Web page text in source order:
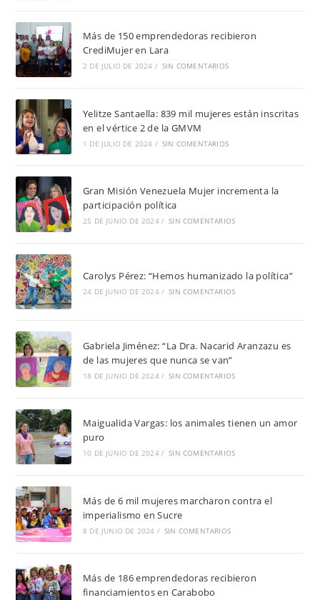
Más de 150 emprendedoras recibieron
CrediMujer en Lara
2 DE JULIO DE 2024 / SIN COMENTARIOS
Yelitze Santaella: 839 mil mujeres están inscritas
en el vértice 2 de la GMVM
1 DE JULIO DE 2024 / SIN COMENTARIOS
Gran Misión Venezuela Mujer incrementa la
participación política
25 DE JUNIO DE 2024 / SIN COMENTARIOS
Carolys Pérez: “Hemos humanizado la política”
24 DE JUNIO DE 2024 / SIN COMENTARIOS
Gabriela Jiménez: “La Dra. Nacarid Aranzazu es
de las mujeres que nunca se van”
18 DE JUNIO DE 2024 / SIN COMENTARIOS
Maigualida Vargas: los animales tienen un amor
puro
10 DE JUNIO DE 2024 / SIN COMENTARIOS
Más de 6 mil mujeres marcharon contra el
imperialismo en Sucre
8 DE JUNIO DE 2024 / SIN COMENTARIOS
Más de 186 emprendedoras recibieron
financiamientos en Carabobo